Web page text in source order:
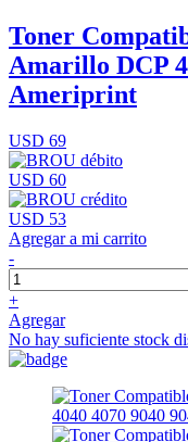
Toner
Amarillo DCP
Ameriprint
USD 69
USD 60
USD 53
Agregar a mi carrito
-
+
Agregar
No hay suficiente stock